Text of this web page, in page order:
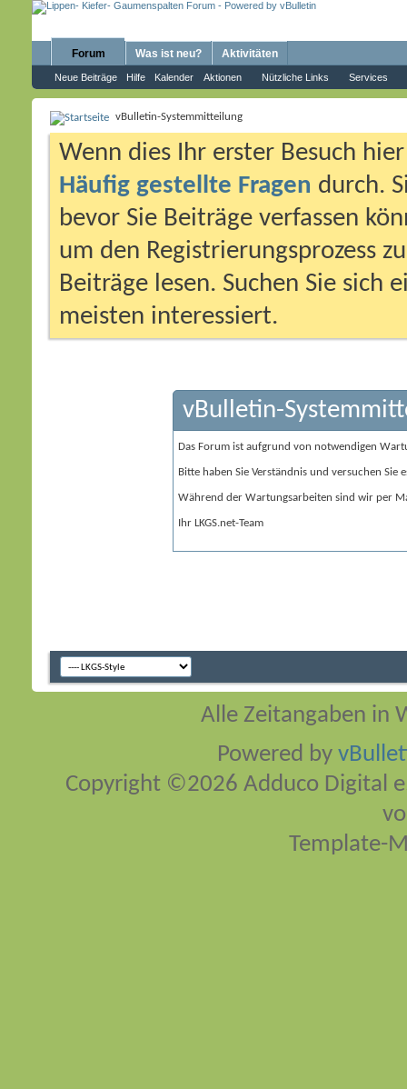
Forum
Neue Beiträge Hilfe Kalender Aktionen Nützliche Links Services
Was ist neu? Aktivitäten
vBulletin-Systemmitteilung
Wenn dies Ihr erster Besuch
Häufig gestellte Fragen durch.
bevor Sie Beiträge verfassen
um den Registrierungsprozess
Beiträge lesen. Suchen Sie sich
meisten interessiert.
vBulletin-
Das Forum ist aufgrund von notwendigen
Bitte haben Sie Verständnis und versuchen Sie
Während der Wartungsarbeiten sind wir per
Ihr LKGS.net-Team
Alle Zeitangaben in
Powered by
Copyright ©2026 Adduco Digital
Template-